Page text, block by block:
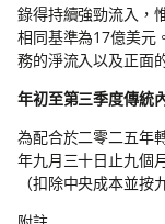
錄得持續強勁流入，
相同基準為17億美元
務的淨流入以及正面
年初至第三季度傳統
為配合於二零二五年
年九月三十日止九個
（扣除中央成本並按